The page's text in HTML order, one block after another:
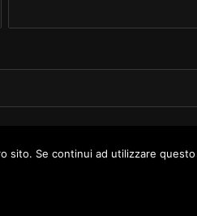
Se continui ad utilizzare